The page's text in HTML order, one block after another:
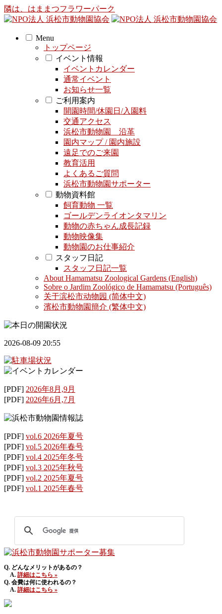
隣は、はままつフラワーパーク
Menu
トップページ
イベント情報
イベントカレンダー
通常イベント
お知らせ一覧
ご利用案内
開園時間/休園日/入園料
交通アクセス
浜松市動物園 沿革
園内マップ / 園内施設
遠足でのご来園
教育活用
よくあるご質問
浜松市動物園サポーター
動物資料館
飼育動物 一覧
ゴールデンライオンタマリン
動物の赤ちゃん成長記録
動物映像集
動物園のお仕事紹介
スタッフ日記
スタッフ日記一覧
About Hamamatsu Zoological Gardens (English)
Sobre o Jardim Zoológico de Hamamatsu (Português)
关于滨松市动物园 (简体中文)
濱松市動物園簡介 (繁体中文)
2026-08-09 20:55
[PDF] 2026年8月,9月
[PDF] 2026年6月,7月
[PDF] vol.6 2026年夏号
[PDF] vol.5 2026年春号
[PDF] vol.4 2025年冬号
[PDF] vol.3 2025年秋号
[PDF] vol.2 2025年夏号
[PDF] vol.1 2025年春号
Q. どんなメリットがあるの？
A. 詳細はこちら »
Q. 会費は何に使われるの？
A. 詳細はこちら »